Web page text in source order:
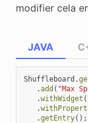
modifier cela
JAVA
Shuffleboard .
.add ( "Max
.withWidget (
.
.getEntry();